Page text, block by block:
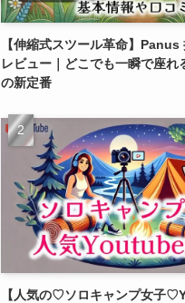
【伸縮式スツール革命】
レビュー｜どこでも一瞬で座れ
の新定番
【人気の♡ソロキャンプ女子